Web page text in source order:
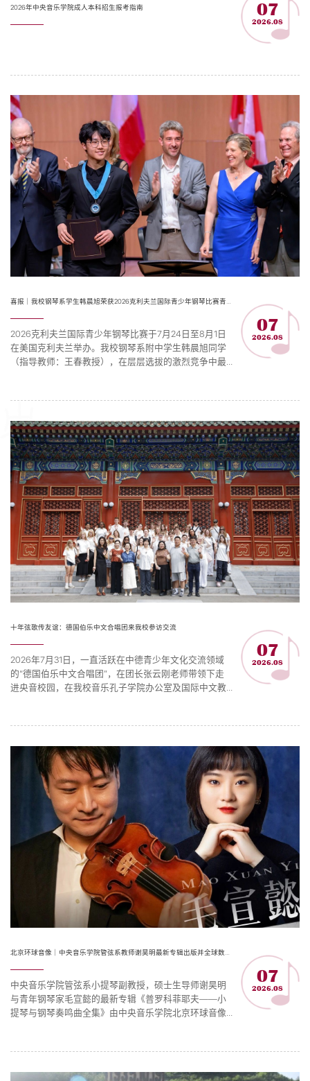
2026年中央音乐学院成人本科招生报考指南 07
2026.08
2026克利夫兰国际青少年钢琴比赛于7月24日至8月1日
在美国克利夫兰举办。我校钢琴系附中学生韩晨旭同学
（指导教师：王春教授），在层层选拔的激烈竞争中最
德国、法国等多个国家，经过第一轮视频预选，确定50
初赛，最终全球13位选手晋级半决赛。赛事的半决赛包
含独奏与室内乐...
07
2026.08
十年弦歌传友谊：德国伯乐中文合唱团来我校参访交流
2026年7月31日，一直活跃在中德青少年文化交流领域
的“德国伯乐中文合唱团”，在团长张云刚老师带领下走
进央音校园，在我校音乐孔子学院办公室及国际中文教
交流。音孔办及基地主任樊薇、副主任张乐心，教育部
同出席活动。伯乐中文合唱团是德国青少年“以乐习文”
的优秀代表...
07
2026.08
中央音乐学院管弦系小提琴副教授，硕士生导师谢昊明
与青年钢琴家毛宣懿的最新专辑《普罗科菲耶夫——小
提琴与钢琴奏鸣曲全集》由中央音乐学院北京环球音像
作”——一首深邃沉郁，一首清新明朗。谢昊明与毛宣懿
07
2026.08